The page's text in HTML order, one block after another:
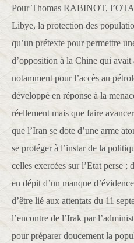
Pour Thomas RABINOT,
Libye, la protection des
qu’un prétexte pour permettre
d’opposition à la Chine qui
notamment pour l’accès au
développé en réponse à la
réellement mais que faire
que l’Iran se dote d’une arme
se protéger à l’instar de la
celles exercées sur l’Etat perse
en dépit d’un manque
d’être lié aux attentats du 11
l’encontre de l’Irak par
pour préparer doucement la